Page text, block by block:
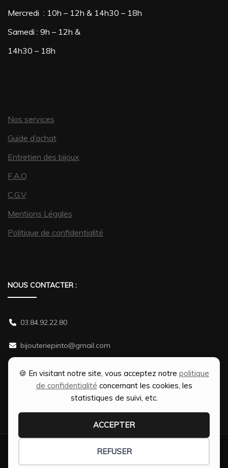
🍪 En visitant notre site, vous acceptez notre politique
de confidentialité concernant les cookies, les
statistiques de suivi, etc.
ACCEPTER
REFUSER
Mercredi : 10h – 12h & 14h30 – 18h
Samedi : 9h – 12h &
14h30 – 18h
Nos services
Guide d’achat
Entretien des bijoux
F.A.Q
C.G.V
Mentions Légales
Politique de confidentialité
NOUS CONTACTER :
03.84.92.22.80
bijouteriepinto@gmail.com
38 rue Gambetta 70500 JUSSEY
Création Ophélie PINTO | Optimisation SEO par